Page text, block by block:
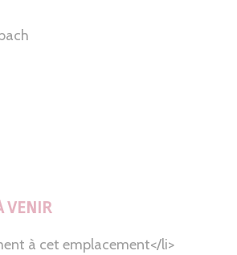
VENIR
à cet emplacement</li>